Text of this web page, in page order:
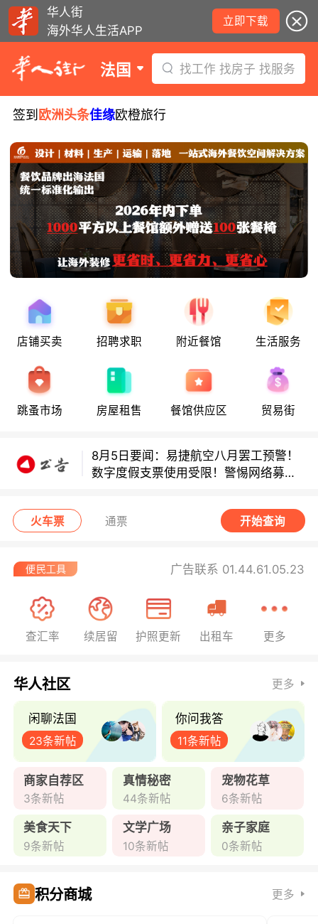
华人街
海外华人生活APP
立即下载
法国 找工作 找房子 找服务
签到 欧洲头条佳缘欧橙旅行
店铺买卖 招聘求职 附近餐馆 生活服务
跳蚤市场 房屋租售 餐馆供应区 贸易街
8月5日要闻：易捷航空八月罢工预警！
数字度假支票使用受限！警惕网络募捐
8月5日要闻：易捷航空八月罢工预警！
数字度假支票使用受限！警惕网络募捐
数字度假支票使用受限！警惕网络募捐
火车票 通票 开始查询
广告联系 01.44.61.05.23
查汇率 续居留 护照更新 出租车 更多
华人社区 更多
闲聊法国
23条新帖
你问我答
11条新帖
商家自荐区
3条新帖
真情秘密
44条新帖
宠物花草
6条新帖
美食天下
9条新帖
文学广场
10条新帖
亲子家庭
0条新帖
积分商城 更多